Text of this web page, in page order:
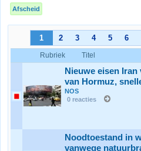
Afscheid
1 2 3 4 5 6
Rubriek Titel
Nieuwe eisen
van Hormuz,
NOS
0 reacties
Noodtoestand in
vanwege